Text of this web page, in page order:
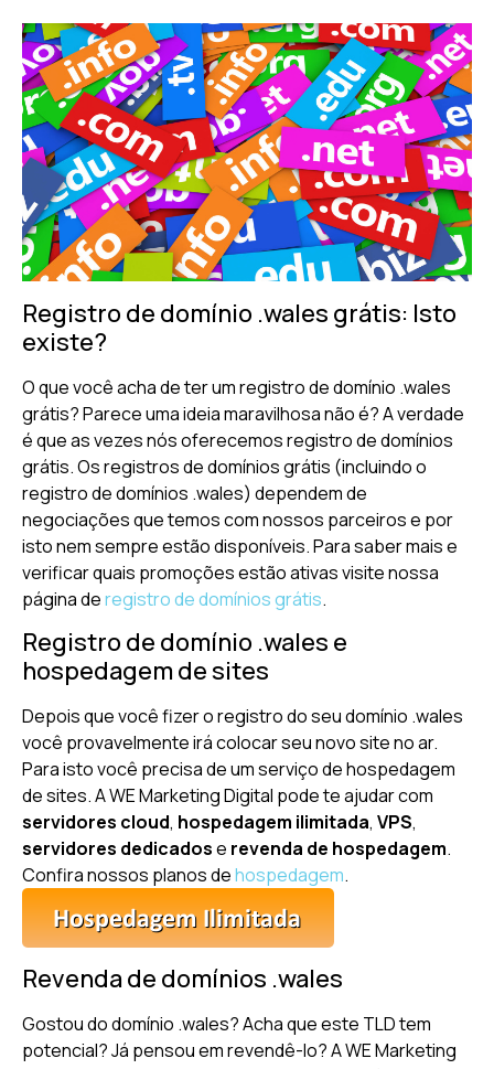
Registro de domínio .wales grátis: Isto
existe?
O que você acha de ter um registro de domínio .wales
grátis? Parece uma ideia maravilhosa não é? A verdade
é que as vezes nós oferecemos registro de domínios
grátis. Os registros de domínios grátis (incluindo o
registro de domínios .wales) dependem de
negociações que temos com nossos parceiros e por
isto nem sempre estão disponíveis. Para saber mais e
verificar quais promoções estão ativas visite nossa
página deregistro de domínios grátis.
Registro de domínio .wales e
hospedagem de sites
Depois que você fizer o registro do seu domínio .wales
você provavelmente irá colocar seu novo site no ar.
Para isto você precisa de um serviço de hospedagem
de sites. A WE Marketing Digital pode te ajudar com
servidores cloud, hospedagem ilimitada, VPS,
servidores dedicadose revenda de hospedagem.
Confira nossos planos dehospedagem.
Revenda de domínios .wales
Gostou do domínio .wales? Acha que este TLD tem
potencial? Já pensou em revendê-lo? A WE Marketing